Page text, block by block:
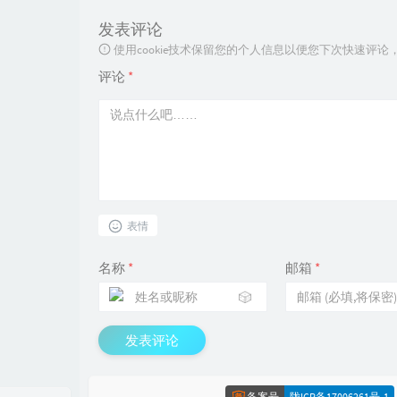
发表评论
使用cookie技术保留您的个人信息以便您下次快速评论
评论 *
表情
名称 *
🎲
邮箱 *
发表评论